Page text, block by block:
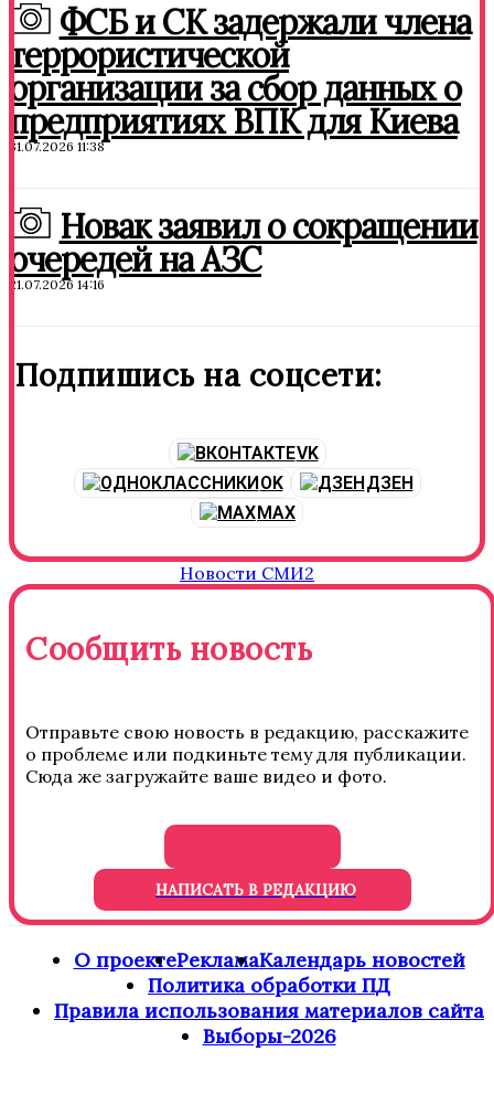
ФСБ и СК задержали члена
террористической
организации за сбор данных о
предприятиях ВПК для Киева
31.07.2026 11:38
Новак заявил о сокращении
очередей на АЗС
21.07.2026 14:16
Подпишись на соцсети:
VK
OK
ДЗЕН
MAX
Новости СМИ2
Сообщить новость
Отправьте свою новость в редакцию, расскажите
о проблеме или подкиньте тему для публикации.
Сюда же загружайте ваше видео и фото.
НАПИСАТЬ В РЕДАКЦИЮ
О проектеРекламаКалендарь новостей
Политика обработки ПД
Правила использования материалов сайта
Выборы-2026